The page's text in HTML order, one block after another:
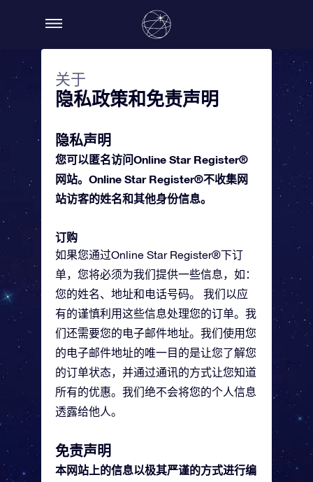
关于
隐私政策和免责声明
隐私声明
您可以匿名访问Online Star Register®
网站。Online Star Register®不收集网
站访客的姓名和其他身份信息。
订购
如果您通过Online Star Register®下订
单，您将必须为我们提供一些信息，如：
您的姓名、地址和电话号码。 我们以应
有的谨慎利用这些信息处理您的订单。我
们还需要您的电子邮件地址。我们使用您
的电子邮件地址的唯一目的是让您了解您
的订单状态，并通过通讯的方式让您知道
所有的优惠。我们绝不会将您的个人信息
透露给他人。
免责声明
本网站上的信息以极其严谨的方式进行编